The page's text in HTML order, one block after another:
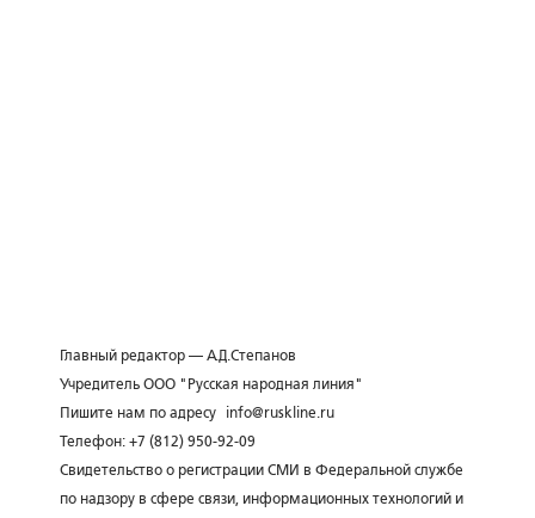
Главный редактор — А.Д.Степанов
Учредитель ООО "Русская народная линия"
Пишите нам по адресу
info@ruskline.ru
Телефон: +7 (812) 950-92-09
Свидетельство о регистрации СМИ в Федеральной службе
по надзору в сфере связи, информационных технологий и